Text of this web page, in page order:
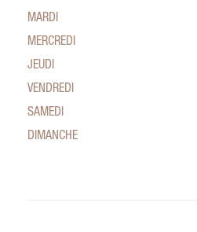
MARDI
MERCREDI
JEUDI
VENDREDI
SAMEDI
DIMANCHE